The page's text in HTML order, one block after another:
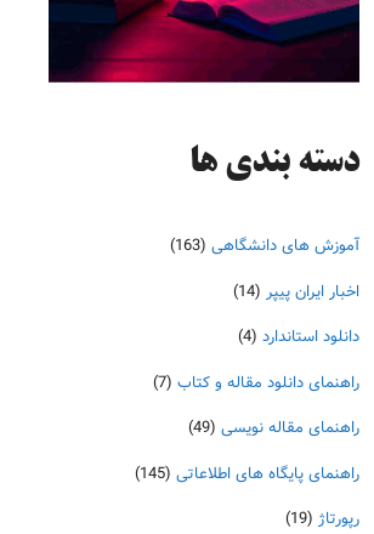
دسته‌ بندی ها
آموزش های دانشگاهی (163)
اخبار ایران پیپر (14)
دانلود استاندارد (4)
راهنمای دانلود مقاله و کتاب (7)
راهنمای مقاله نویسی (49)
راهنمای پایگاه های اطلاعاتی (145)
رپورتاژ (19)